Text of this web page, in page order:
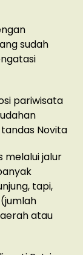
sudah
pariwisata
Novita
melalui jalur
tapi,
atau